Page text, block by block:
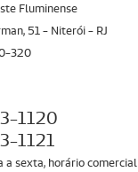
Fluminense
51 - Niterói - RJ
320
1120
1121
a sexta, horário comercial